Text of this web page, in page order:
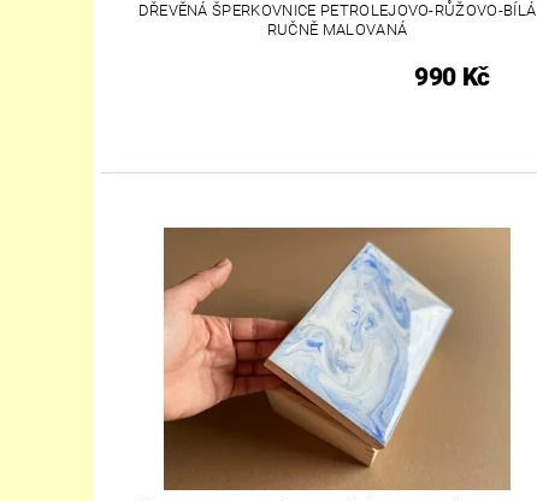
DŘEVĚNÁ ŠPERKOVNICE PETROLEJOVO-RŮŽOVO-BÍLÁ
RUČNĚ MALOVANÁ
990 Kč